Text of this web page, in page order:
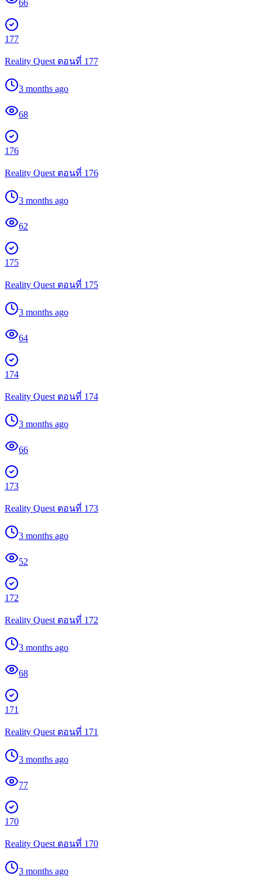
66
177
Reality Quest ตอนที่ 177
3 months ago
68
176
Reality Quest ตอนที่ 176
3 months ago
62
175
Reality Quest ตอนที่ 175
3 months ago
64
174
Reality Quest ตอนที่ 174
3 months ago
66
173
Reality Quest ตอนที่ 173
3 months ago
52
172
Reality Quest ตอนที่ 172
3 months ago
68
171
Reality Quest ตอนที่ 171
3 months ago
77
170
Reality Quest ตอนที่ 170
3 months ago